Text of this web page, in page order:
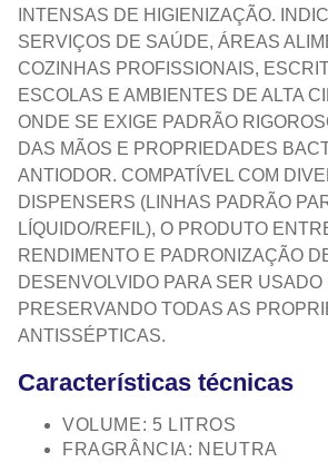
INTENSAS DE HIGIENIZAÇÃO.
SERVIÇOS DE SAÚDE, ÁREAS
COZINHAS PROFISSIONAIS,
ESCOLAS E AMBIENTES DE ALTA
ONDE SE EXIGE PADRÃO
DAS MÃOS E PROPRIEDADES
ANTIODOR. COMPATÍVEL COM
DISPENSERS (LINHAS PADRÃO
LÍQUIDO/REFIL), O PRODUTO
RENDIMENTO E PADRONIZAÇÃO
DESENVOLVIDO PARA SER USADO
PRESERVANDO TODAS AS
ANTISSÉPTICAS.
Características técnicas
VOLUME: 5 LITROS
FRAGRÂNCIA: NEUTRA